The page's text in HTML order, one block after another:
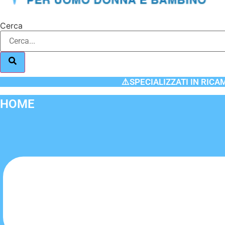
Cerca
⚠️SPECIALIZZATI IN
HOME